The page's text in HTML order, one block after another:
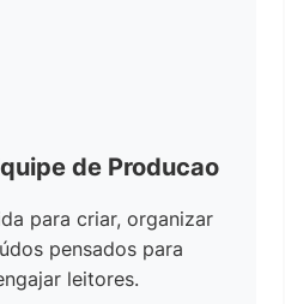
de Producao
para criar, organizar
pensados para
leitores.